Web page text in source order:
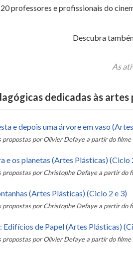
professores e profissionais do
Descubra
As
dedicadas às artes
e depois uma árvore em vaso
propostas por Olivier Defaye a partir do filme
e os planetas (Artes Plásticas) (Ciclo
propostas por Christophe Defaye a partir do
(Artes Plásticas) (Ciclo 2 e 3)
propostas por Christophe Defaye a partir do
Edifícios de Papel (Artes Plásticas)
propostas por Olivier Defaye a partir do filme